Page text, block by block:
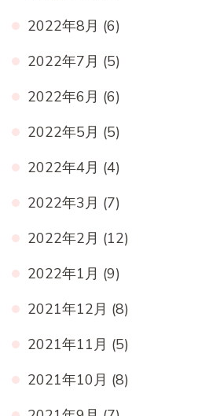
2022年8月 (6)
2022年7月 (5)
2022年6月 (6)
2022年5月 (5)
2022年4月 (4)
2022年3月 (7)
2022年2月 (12)
2022年1月 (9)
2021年12月 (8)
2021年11月 (5)
2021年10月 (8)